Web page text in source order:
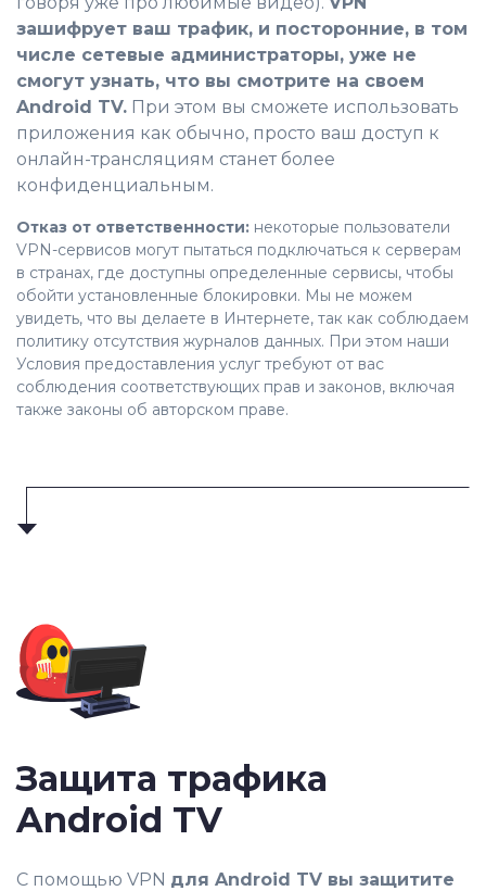
зашифрует ваш трафик, и посторонние, в том
числе сетевые администраторы, уже не
смогут узнать, что вы смотрите на своем
Android TV. При этом вы сможете использовать
приложения как обычно, просто ваш доступ к
онлайн-трансляциям станет более
конфиденциальным.
Отказ от ответственности: некоторые пользователи
VPN-сервисов могут пытаться подключаться к серверам
в странах, где доступны определенные сервисы, чтобы
обойти установленные блокировки. Мы не можем
увидеть, что вы делаете в Интернете, так как соблюдаем
политику отсутствия журналов данных. При этом наши
Условия предоставления услуг требуют от вас
соблюдения соответствующих прав и законов, включая
также законы об авторском праве.
Защита трафика
Android TV
С помощью VPN для Android TV вы защитите